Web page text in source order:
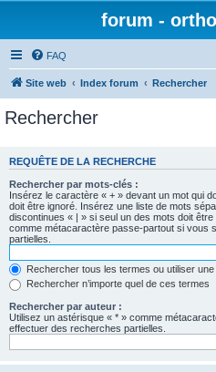
forum -
FAQ
Site web Index forum Rechercher
Rechercher
REQUÊTE DE LA RECHERCHE
Rechercher par mots-clés :
Insérez le caractère « + » devant un mot qui
doit être ignoré. Insérez une liste de mots
discontinues « | » si seul un des mots doit
comme métacaractère passe-partout si vous
partielles.
Rechercher tous les termes ou utiliser
Rechercher n’importe quel de ces termes
Rechercher par auteur :
Utilisez un astérisque « * » comme
effectuer des recherches partielles.